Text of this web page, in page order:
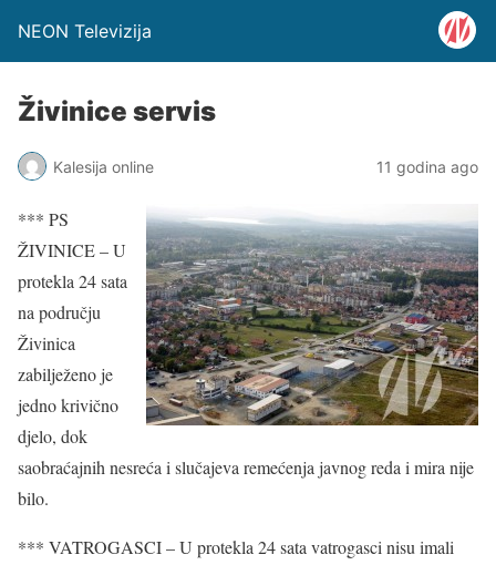
NEON Televizija
Živinice servis
Kalesija online 11 godina ago
*** PS
ŽIVINICE – U
protekla 24 sata
na području
Živinica
zabilježeno je
jedno krivično
djelo, dok
saobraćajnih nesreća i slučajeva remećenja javnog reda i mira nije
bilo.
*** VATROGASCI – U protekla 24 sata vatrogasci nisu imali